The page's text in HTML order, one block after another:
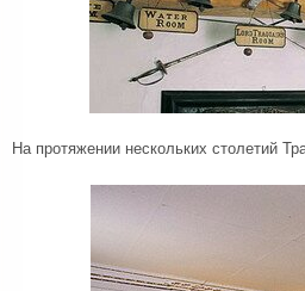
На протяжении нескольких столетий